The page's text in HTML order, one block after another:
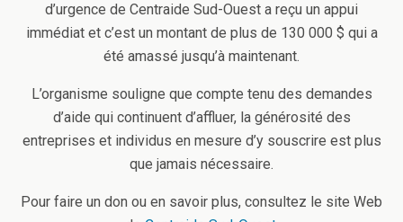
d’urgence de Centraide Sud-Ouest a reçu un appui
immédiat et c’est un montant de plus de 130 000 $ qui a
été amassé jusqu’à maintenant.
L’organisme souligne que compte tenu des demandes
d’aide qui continuent d’affluer, la générosité des
entreprises et individus en mesure d’y souscrire est plus
que jamais nécessaire.
Pour faire un don ou en savoir plus, consultez le site Web